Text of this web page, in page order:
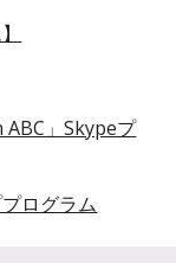
」Skypeプ
ログラム